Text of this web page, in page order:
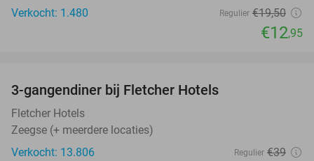
Verkocht: 1.480
Regulier €19,50
€12,95
3-gangendiner bij Fletcher Hotels
Fletcher Hotels
Zeegse (+ meerdere locaties)
Verkocht: 13.806
Regulier €39